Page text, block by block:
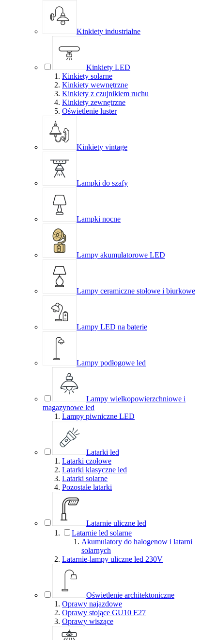
Kinkiety industrialne
Kinkiety LED
Kinkiety solarne
Kinkiety wewnętrzne
Kinkiety z czujnikiem ruchu
Kinkiety zewnętrzne
Oświetlenie luster
Kinkiety vintage
Lampki do szafy
Lampki nocne
Lampy akumulatorowe LED
Lampy ceramiczne stołowe i biurkowe
Lampy LED na baterie
Lampy podłogowe led
Lampy wielkopowierzchniowe i
magazynowe led
Lampy piwniczne LED
Latarki led
Latarki czołowe
Latarki klasyczne led
Latarki solarne
Pozostałe latarki
Latarnie uliczne led
Latarnie led solarne
Akumulatory do halogenow i latarni
solarnych
Latarnie-lampy uliczne led 230V
Oświetlenie architektoniczne
Oprawy najazdowe
Oprawy stojące GU10 E27
Oprawy wiszące